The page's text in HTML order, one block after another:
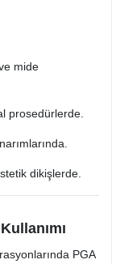
mide
prosedürlerde.
dikişlerde.
PGA